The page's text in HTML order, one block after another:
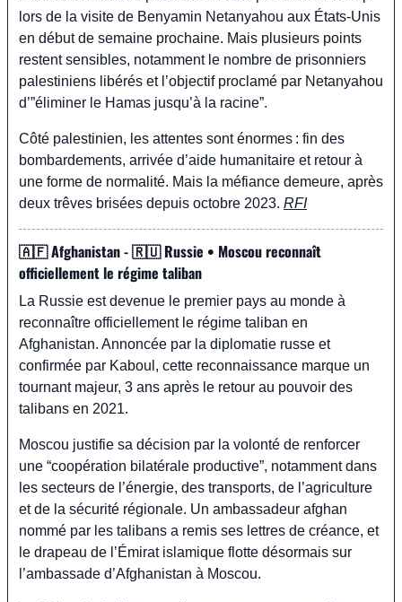
lors de la visite de Benyamin Netanyahou aux États-Unis
en début de semaine prochaine. Mais plusieurs points
restent sensibles, notamment le nombre de prisonniers
palestiniens libérés et l’objectif proclamé par Netanyahou
d’”éliminer le Hamas jusqu’à la racine”.
Côté palestinien, les attentes sont énormes : fin des
bombardements, arrivée d’aide humanitaire et retour à
une forme de normalité. Mais la méfiance demeure, après
deux trêves brisées depuis octobre 2023. RFI
🇦🇫 Afghanistan - 🇷🇺 Russie • Moscou reconnaît
officiellement le régime taliban
La Russie est devenue le premier pays au monde à
reconnaître officiellement le régime taliban en
Afghanistan. Annoncée par la diplomatie russe et
confirmée par Kaboul, cette reconnaissance marque un
tournant majeur, 3 ans après le retour au pouvoir des
talibans en 2021.
Moscou justifie sa décision par la volonté de renforcer
une “coopération bilatérale productive”, notamment dans
les secteurs de l’énergie, des transports, de l’agriculture
et de la sécurité régionale. Un ambassadeur afghan
nommé par les talibans a remis ses lettres de créance, et
le drapeau de l’Émirat islamique flotte désormais sur
l’ambassade d’Afghanistan à Moscou.